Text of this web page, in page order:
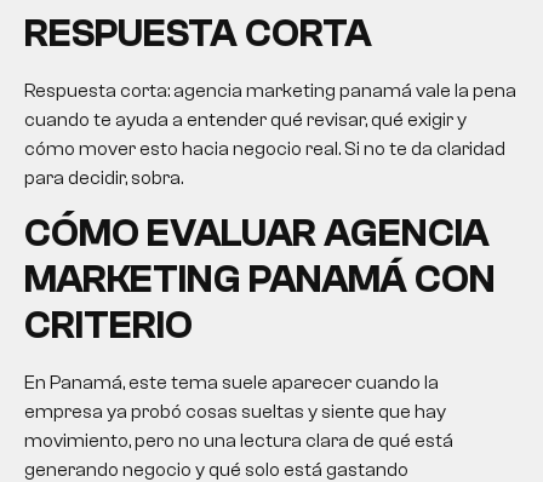
RESPUESTA CORTA
Respuesta corta: agencia marketing panamá vale la pena
cuando te ayuda a entender qué revisar, qué exigir y
cómo mover esto hacia negocio real. Si no te da claridad
para decidir, sobra.
CÓMO EVALUAR AGENCIA
MARKETING PANAMÁ CON
CRITERIO
En Panamá, este tema suele aparecer cuando la
empresa ya probó cosas sueltas y siente que hay
movimiento, pero no una lectura clara de qué está
generando negocio y qué solo está gastando